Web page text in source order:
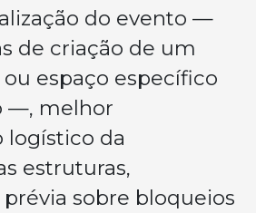
do evento —
de criação de um
espaço específico
—, melhor
logístico da
estruturas,
sobre bloqueios